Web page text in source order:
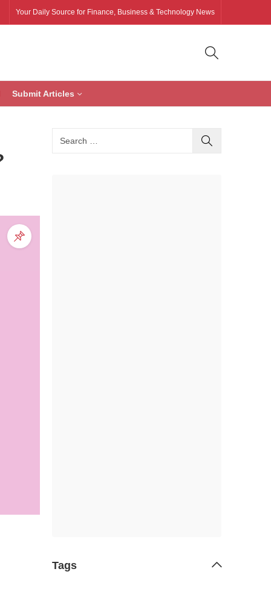
Your Daily Source for Finance, Business & Technology News
Submit Articles
Tags